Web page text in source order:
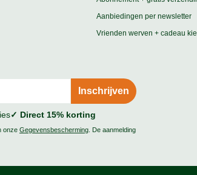
Aanbiedingen per newsletter
Vrienden werven + cadeau
✓ Direct 15% korting
onze Gegevensbescherming . De aanmelding